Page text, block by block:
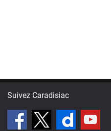
Suivez Caradisiac